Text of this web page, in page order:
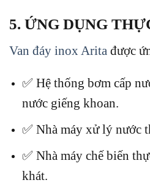
5. ỨNG DỤNG
Van đáy inox Arita được
✅ Hệ thống bơm cấp
nước giếng khoan.
✅ Nhà máy xử lý nước
✅ Nhà máy chế biến
khát.